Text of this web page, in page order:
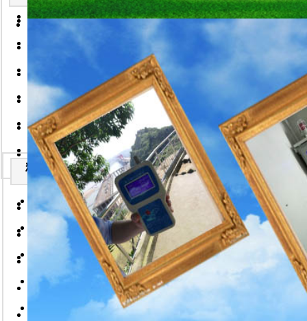
粉尘浓度仪概述
放记录
子在线
湿度和
浓度（
粉尘浓度仪
特点
染探头
信号传
安装
便运行
接线
2026-7-22
手持式粉尘检测仪技术说明
2026-7-22
固体流量计技术说明-武汉
便携式粉尘浓度检测仪技术
2026-7-22
在线式粉尘检测仪技术说明
2026-7-22
固体流量计技术说明2026-7-
22
便携式激光可吸入粉尘连续
2026-7-22
粉尘浓度仪,常用的粉尘浓
2026-7-22
粉体流量计,化工企业中常
2026-7-22
外缚式超声波流量计说明书
2026-7-22
手持式超声波流量计说明书
2026-7-22
便携式超声波流量计说明书
粉尘浓度仪/武汉华德林科
便携式粉尘浓度仪/武汉华
2026-7-22
手持粉尘浓度仪/武汉华德
一体式粉尘浓度检测仪-武
2026-7-22
防爆型粉尘检测仪/武汉华
2026-7-22
分体式粉尘浓度仪/武汉华
2026-7-22
防爆型粉尘检测仪的技术说
2026-7-22
便携式粉尘检测仪技术说明
2026-7-22
手持式粉尘检测仪技术说明
2026-7-22
固体流量计技术说明-武汉
便携式粉尘浓度检测仪技术
粉尘浓度仪安装实例
便携式粉尘浓度仪/武汉华
2026-7-22
手持粉尘浓度仪/武汉华德
2026-7-22
一体式粉尘浓度检测仪-武
防爆型粉尘检测仪/武汉华
2026-7-22
分体式粉尘浓度仪/武汉华